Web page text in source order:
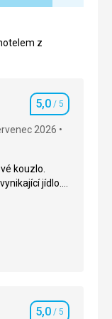
z
Hodnocení
5,0 / 5
2026
kouzlo.
jídlo.
ho může
špičkové.
kouzlo.
ho může
5,0/ 5
5,0 / 5